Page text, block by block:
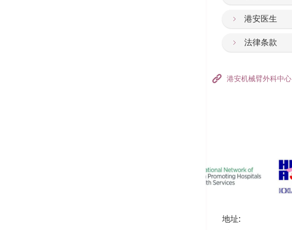
港安医生
法律条款
港安机械臂外科中心
地址: